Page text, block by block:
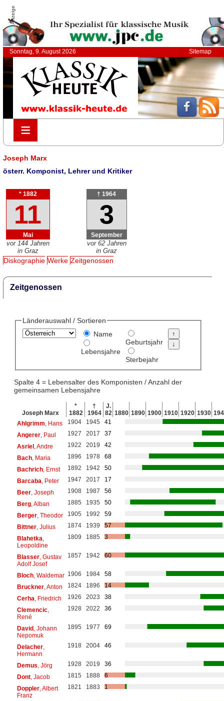
Anzeige
Sonntag, 9. August 2026 Sitemap
≡
≡
Joseph Marx
österr. Komponist, Lehrer und Kritiker
* 1882
11
Mai
vor 144 Jahren
in Graz
† 1964
3
September
vor 62 Jahren
in Graz
Diskographie Werke Zeitgenossen
Zeitgenossen
Länderauswahl / Sortieren
Name
Lebensjahre
Geburtsjahr
Sterbejahr
Spalte 4 = Lebensalter des Komponisten / Anzahl der
gemeinsamen Lebensjahre
Joseph Marx
*
1882
†
1964
J.
82 1880 1890 1900 1910 1920 1930
Ahlgrimm , Hans 1904 1945
41
Angerer, Paul 1927 2017
37
Asriel, Andre 1922 2019
42
Bach, Maria 1896 1978
68
Bachrich, Ernst 1892 1942
50
Barcaba , Peter 1947 2017
17
Beer, Joseph 1908 1987
56
Berg, Alban 1885 1935
50
Berger, Theodor 1905 1992
59
Bittner, Julius 1874 1939
57
Blahetka
Leopoldine
1809 1885 3
Blasser, Gustav
Adolf Josef
1857 1942 60
Bloch, Waldemar 1906 1984
58
Bruckner, Anton 1824 1896
14
Cerha , Friedrich 1926 2023
38
Clemencic,
René
1928 2022 36
David, Johann
Nepomuk
1895 1977 69
Delacher,
Hermann
1918 2004 46
Demus , Jörg 1928 2019
36
Dont, Jacob 1815 1888
6
Doppler, Albert
Franz
1821 1883 1